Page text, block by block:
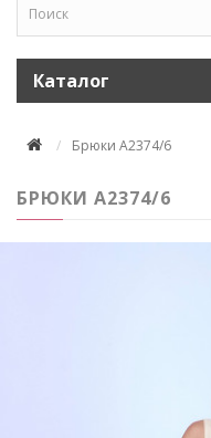
Каталог
Брюки А2374/6
БРЮКИ А2374/6